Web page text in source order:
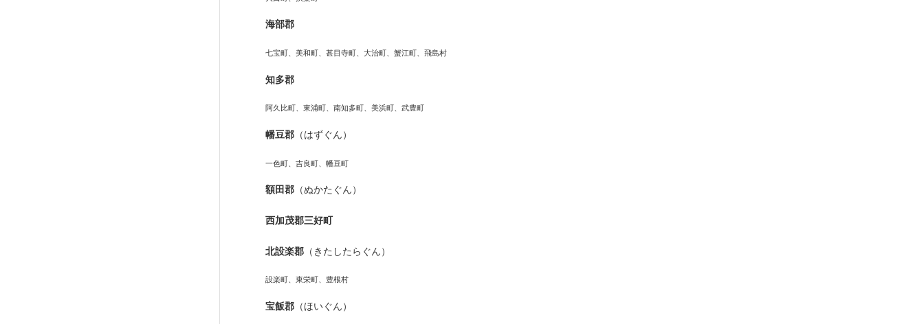
海部郡
七宝町、美和町、甚目寺町、大治町、蟹江町、飛島村
知多郡
阿久比町、東浦町、南知多町、美浜町、武豊町
幡豆郡 （はずぐん）
一色町、吉良町、幡豆町
額田郡 （ぬかたぐん）
西加茂郡三好町
北設楽郡 （きたしたらぐん）
設楽町、東栄町、豊根村
宝飯郡 （ほいぐん）